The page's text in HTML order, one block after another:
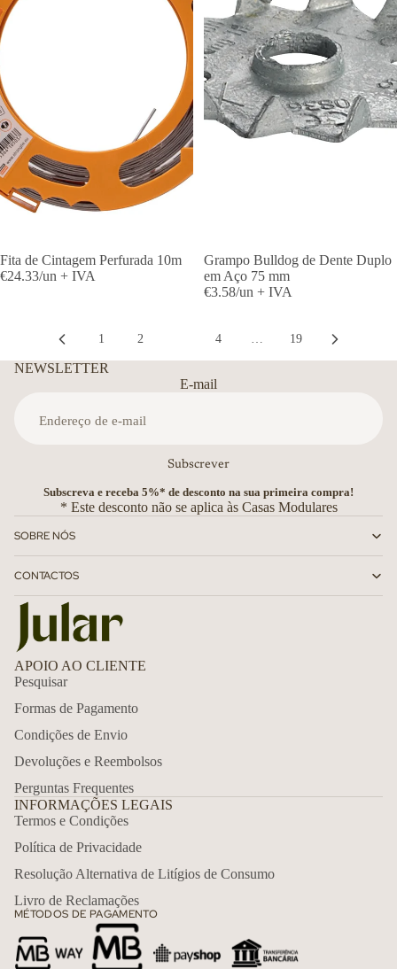
Fita de Cintagem Perfurada 10m
€24.33/un + IVA
Grampo Bulldog de Dente Duplo
em Aço 75 mm
€3.58/un + IVA
1 2 4 … 19
NEWSLETTER
E-mail
Subscrever
Subscreva e receba 5%* de desconto na sua primeira compra!
* Este desconto não se aplica às Casas Modulares
SOBRE NÓS
CONTACTOS
APOIO AO CLIENTE
Pesquisar
Formas de Pagamento
Condições de Envio
Devoluções e Reembolsos
Perguntas Frequentes
INFORMAÇÕES LEGAIS
Termos e Condições
Política de Privacidade
Resolução Alternativa de Litígios de Consumo
Livro de Reclamações
MÉTODOS DE PAGAMENTO
Política de reembolso
Política de privacidade
Termos do serviço
Política de envio